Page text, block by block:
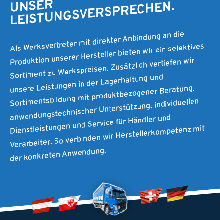
UNSER
LEISTUNGSVERSPRECHEN.
Als Werksvertreter mit direkter Anbindung an die
Produktion unserer Hersteller bieten wir ein selektives
Sortiment zu Werkspreisen. Zusätzlich vertiefen wir
unsere Leistungen in der Lagerhaltung und
Sortimentsbildung mit produktbezogener Beratung,
anwendungstechnischer Unterstützung, individuellen
Dienstleistungen und Service für Händler und
Verarbeiter. So verbinden wir Herstellerkompetenz mit
der konkreten Anwendung.